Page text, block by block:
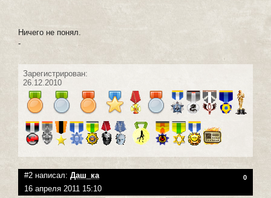
Ничего не понял.
-
Зарегистрирован:
26.12.2010
#2 написал: Даш_ка 0
16 апреля 2011 15:10